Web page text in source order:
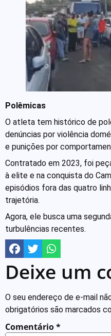
Polêmicas
O atleta tem histórico de
denúncias por violência
e punições por
Contratado em 2023, foi
à elite e na conquista do
episódios fora das quatro
trajetória.
Agora, ele busca uma
turbulências recentes.
Deixe um
O seu endereço de e-mail
obrigatórios são marcados
Comentário*